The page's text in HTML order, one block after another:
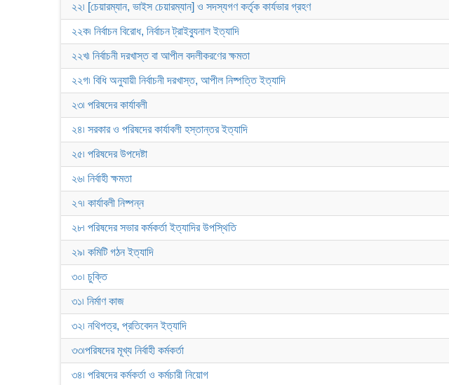
২২৷ [চেয়ারম্যান, ভাইস চেয়ারম্যান] ও সদস্যগণ কর্তৃক কার্যভার গ্রহণ
২২ক৷ নির্বাচন বিরোধ, নির্বাচন ট্রাইব্যুনাল ইত্যাদি
২২খ৷ নির্বাচনী দরখাস্ত বা আপীল বদলীকরণের ক্ষমতা
২২গ৷ বিধি অনুযায়ী নির্বাচনী দরখাস্ত, আপীল নিষ্পত্তি ইত্যাদি
২৩৷ পরিষদের কার্যাবলী
২৪৷ সরকার ও পরিষদের কার্যাবলী হস্তান্তর ইত্যাদি
২৫৷ পরিষদের উপদেষ্টা
২৬৷ নির্বাহী ক্ষমতা
২৭৷ কার্যাবলী নিষ্পন্ন
২৮৷ পরিষদের সভার কর্মকর্তা ইত্যাদির উপস্থিতি
২৯৷ কমিটি গঠন ইত্যাদি
৩০৷ চুক্তি
৩১৷ নির্মাণ কাজ
৩২৷ নথিপত্র, প্রতিবেদন ইত্যাদি
৩৩৷পরিষদের মূখ্য নির্বাহী কর্মকর্তা
৩৪৷ পরিষদের কর্মকর্তা ও কর্মচারী নিয়োগ